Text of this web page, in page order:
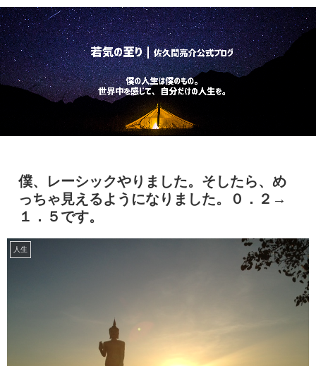
僕、レーシックやりました。そしたら、め
っちゃ見えるようになりました。０．２→
１．５です。
人生